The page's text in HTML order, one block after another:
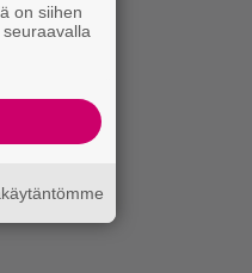
on siihen